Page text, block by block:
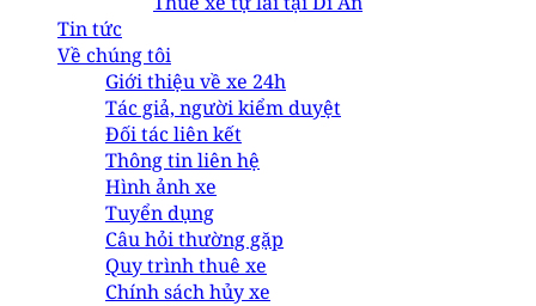
Tin tức
Về chúng tôi
Giới thiệu về xe 24h
Tác giả, người kiểm duyệt
Đối tác liên kết
Thông tin liên hệ
Hình ảnh xe
Tuyển dụng
Câu hỏi thường gặp
Quy trình thuê xe
Chính sách hủy xe